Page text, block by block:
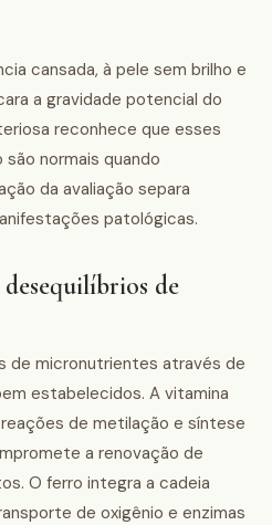
cansada, à pele sem brilho e
a gravidade potencial do
reconhece que esses
são normais quando
da avaliação separa
patológicas.
de
de micronutrientes através de
estabelecidos. A vitamina
de metilação e síntese
a renovação de
O ferro integra a cadeia
de oxigênio e enzimas